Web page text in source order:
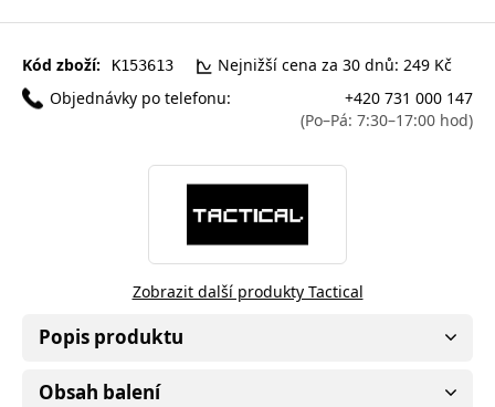
Kód zboží: K153613
Nejnižší cena za 30 dnů: 249 Kč
Objednávky po telefonu:
+420 731 000 147
(Po–Pá: 7:30–17:00 hod)
Zobrazit další produkty Tactical
Popis produktu
Obsah balení